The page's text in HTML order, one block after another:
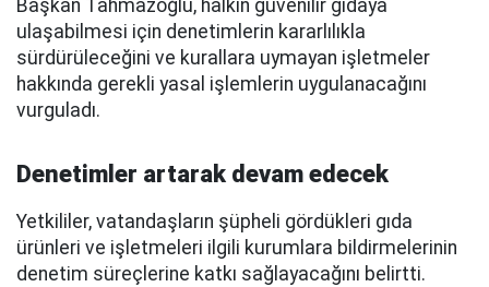
Başkan Tahmazoğlu, halkın güvenilir gıdaya
ulaşabilmesi için denetimlerin kararlılıkla
sürdürüleceğini ve kurallara uymayan işletmeler
hakkında gerekli yasal işlemlerin uygulanacağını
vurguladı.
Denetimler artarak devam edecek
Yetkililer, vatandaşların şüpheli gördükleri gıda
ürünleri ve işletmeleri ilgili kurumlara bildirmelerinin
denetim süreçlerine katkı sağlayacağını belirtti.